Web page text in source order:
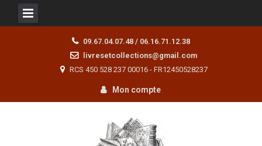
09.67.04.07.48 / 06.16.71.12.38
livresetcollections@gmail.com
RCS 450 528 237 00016 - FR12450528237
Mon compte